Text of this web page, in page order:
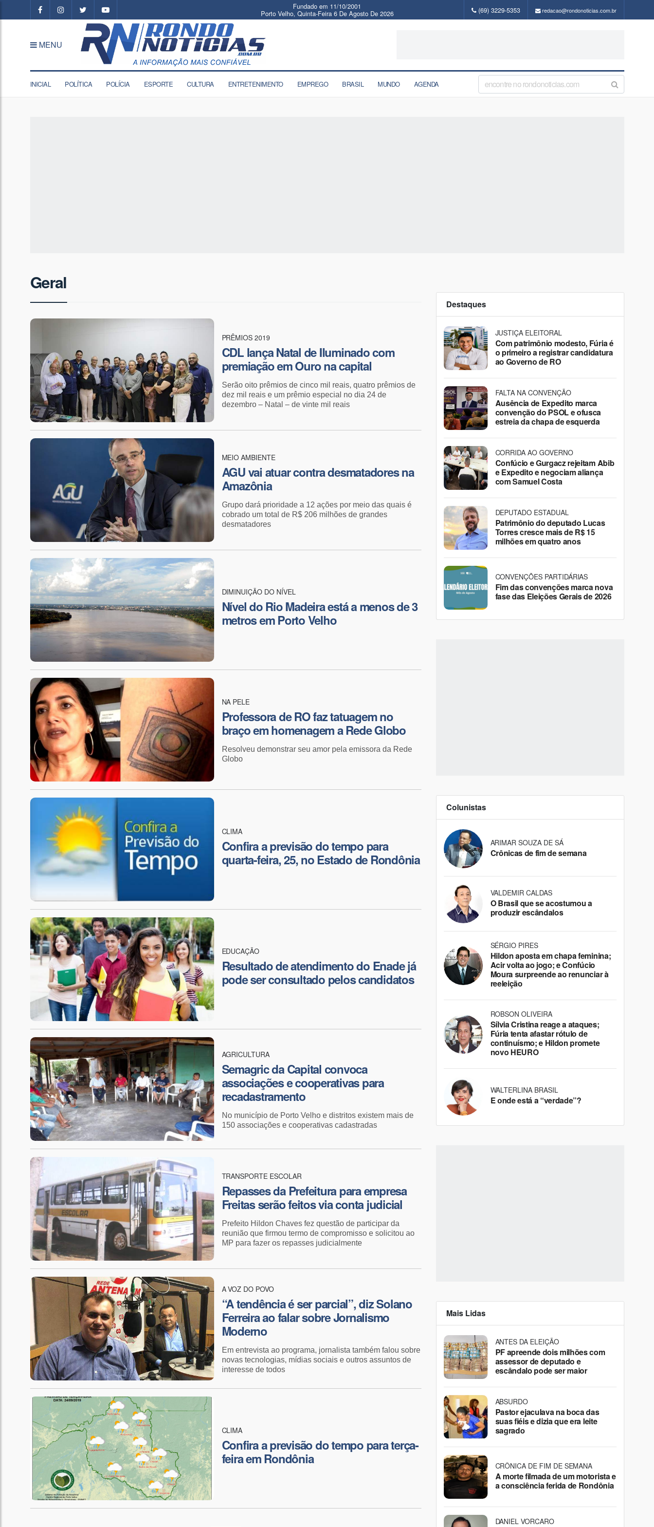
Fundado em 11/10/2001
Porto Velho, Quinta-Feira 6 De Agosto De 2026 (69) 3229-5353 redacao@rondonoticias.com.br
MENU
INICIAL POLÍTICA POLÍCIA ESPORTE CULTURA ENTRETENIMENTO EMPREGO BRASIL MUNDO AGENDA
Geral
PRÊMIOS 2019
CDL lança Natal de Iluminado com
premiação em Ouro na capital
Serão oito prêmios de cinco mil reais, quatro prêmios de
dez mil reais e um prêmio especial no dia 24 de
dezembro – Natal – de vinte mil reais
MEIO AMBIENTE
AGU vai atuar contra desmatadores na
Amazônia
Grupo dará prioridade a 12 ações por meio das quais é
cobrado um total de R$ 206 milhões de grandes
desmatadores
DIMINUIÇÃO DO NÍVEL
Nível do Rio Madeira está a menos de 3
metros em Porto Velho
NA PELE
Professora de RO faz tatuagem no
braço em homenagem a Rede Globo
Resolveu demonstrar seu amor pela emissora da Rede
Globo
CLIMA
Confira a previsão do tempo para
quarta-feira, 25, no Estado de Rondônia
EDUCAÇÃO
Resultado de atendimento do Enade já
pode ser consultado pelos candidatos
AGRICULTURA
Semagric da Capital convoca
associações e cooperativas para
recadastramento
No município de Porto Velho e distritos existem mais de
150 associações e cooperativas cadastradas
TRANSPORTE ESCOLAR
Repasses da Prefeitura para empresa
Freitas serão feitos via conta judicial
Prefeito Hildon Chaves fez questão de participar da
reunião que firmou termo de compromisso e solicitou ao
MP para fazer os repasses judicialmente
A VOZ DO POVO
“A tendência é ser parcial”, diz Solano
Ferreira ao falar sobre Jornalismo
Moderno
Em entrevista ao programa, jornalista também falou sobre
novas tecnologias, mídias sociais e outros assuntos de
interesse de todos
CLIMA
Confira a previsão do tempo para terça-
feira em Rondônia
Destaques
JUSTIÇA ELEITORAL
Com patrimônio modesto, Fúria é
o primeiro a registrar candidatura
ao Governo de RO
FALTA NA CONVENÇÃO
Ausência de Expedito marca
convenção do PSOL e ofusca
estreia da chapa de esquerda
CORRIDA AO GOVERNO
Confúcio e Gurgacz rejeitam Abib
e Expedito e negociam aliança
com Samuel Costa
DEPUTADO ESTADUAL
Patrimônio do deputado Lucas
Torres cresce mais de R$ 15
milhões em quatro anos
CONVENÇÕES PARTIDÁRIAS
Fim das convenções marca nova
fase das Eleições Gerais de 2026
Colunistas
ARIMAR SOUZA DE SÁ
Crônicas de fim de semana
VALDEMIR CALDAS
O Brasil que se acostumou a
produzir escândalos
SÉRGIO PIRES
Hildon aposta em chapa feminina;
Acir volta ao jogo; e Confúcio
Moura surpreende ao renunciar à
reeleição
ROBSON OLIVEIRA
Sílvia Cristina reage a ataques;
Fúria tenta afastar rótulo de
continuísmo; e Hildon promete
novo HEURO
WALTERLINA BRASIL
E onde está a “verdade”?
Mais Lidas
ANTES DA ELEIÇÃO
PF apreende dois milhões com
assessor de deputado e
escândalo pode ser maior
ABSURDO
Pastor ejaculava na boca das
suas fiéis e dizia que era leite
sagrado
CRÔNICA DE FIM DE SEMANA
A morte filmada de um motorista e
a consciência ferida de Rondônia
DANIEL VORCARO